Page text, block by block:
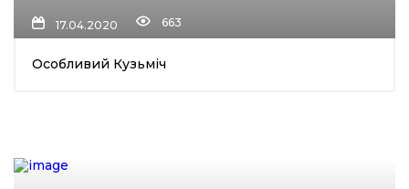
17.04.2020 663
Особливий Кузьміч